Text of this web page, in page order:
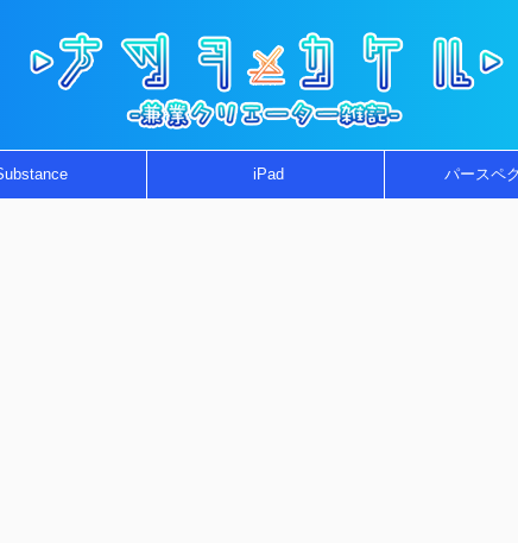
iPad パースペ